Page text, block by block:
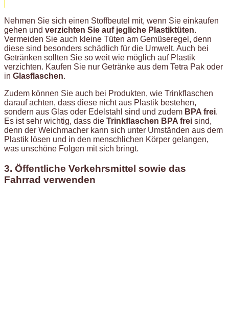
Nehmen Sie sich einen Stoffbeutel mit, wenn Sie einkaufen
gehen und verzichten Sie auf jegliche Plastiktüten.
Vermeiden Sie auch kleine Tüten am Gemüseregel, denn
diese sind besonders schädlich für die Umwelt. Auch bei
Getränken sollten Sie so weit wie möglich auf Plastik
verzichten. Kaufen Sie nur Getränke aus dem Tetra Pak oder
in Glasflaschen.
Zudem können Sie auch bei Produkten, wie Trinkflaschen
darauf achten, dass diese nicht aus Plastik bestehen,
sondern aus Glas oder Edelstahl sind und zudem BPA frei.
Es ist sehr wichtig, dass die Trinkflaschen BPA frei sind,
denn der Weichmacher kann sich unter Umständen aus dem
Plastik lösen und in den menschlichen Körper gelangen,
was unschöne Folgen mit sich bringt.
3. Öffentliche Verkehrsmittel sowie das
Fahrrad verwenden